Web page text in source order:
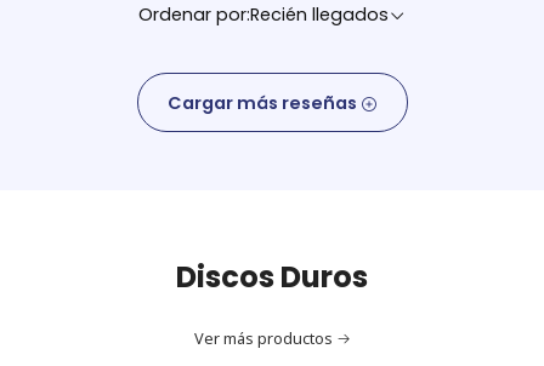
Ordenar por:Recién llegados
Cargar más reseñas
Discos Duros
Ver más productos